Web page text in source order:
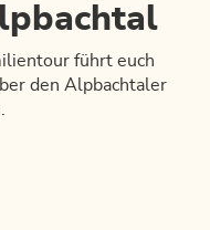
führt euch
den Alpbachtaler